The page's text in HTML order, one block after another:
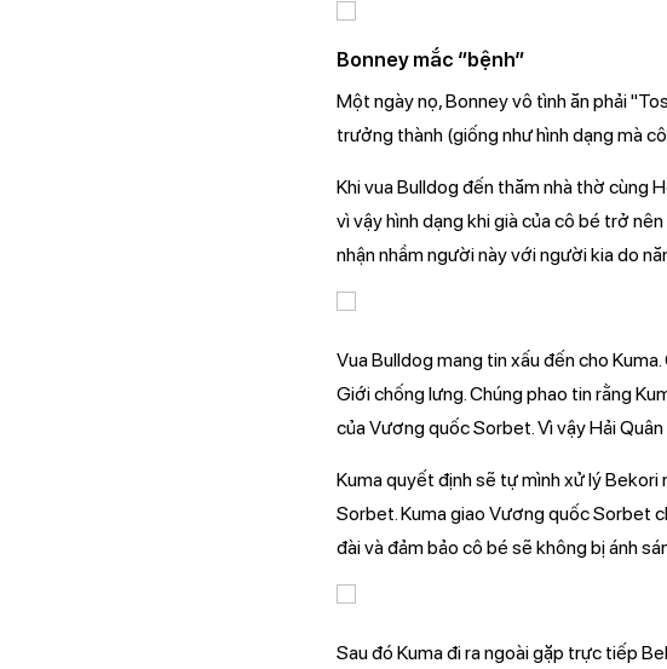
Bonney mắc “bệnh”
Một ngày nọ, Bonney vô tình ăn phải
trưởng thành (giống như hình dạng mà
Khi vua Bulldog đến thăm nhà thờ cùng
vì vậy hình dạng khi già của cô bé trở
nhận nhầm người này với người kia do
Vua Bulldog mang tin xấu đến cho
Giới chống lưng. Chúng phao tin rằng
của Vương quốc Sorbet. Vì vậy Hải
Kuma quyết định sẽ tự mình xử lý
Sorbet. Kuma giao Vương quốc Sorbet
đài và đảm bảo cô bé sẽ không bị ánh
Sau đó Kuma đi ra ngoài gặp trực tiếp